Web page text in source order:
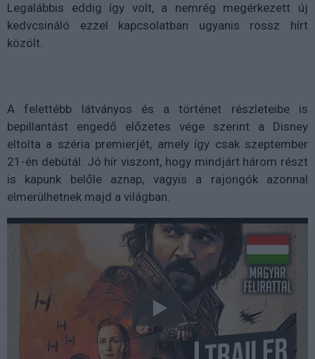
Legalábbis eddig így volt, a nemrég megérkezett új
kedvcsináló ezzel kapcsolatban ugyanis rossz hírt
közölt.
A felettébb látványos és a történet részleteibe is
bepillantást engedő előzetes vége szerint a Disney
eltolta a széria premierjét, amely így csak szeptember
21-én debütál. Jó hír viszont, hogy mindjárt három részt
is kapunk belőle aznap, vagyis a rajongók azonnal
elmerülhetnek majd a világban.